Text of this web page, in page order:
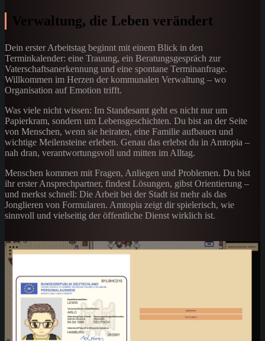
Verwaltung, die Leben verändert
Dein erster Arbeitstag beginnt mit einem Blick in den
Terminkalender: eine Trauung, ein Beratungsgespräch zur
Vaterschaftsanerkennung und eine spontane Terminanfrage.
Willkommen im Herzen der kommunalen Verwaltung – wo
Organisation auf Emotion trifft.
Was viele nicht wissen: Im Standesamt geht es nicht nur um
Papierkram, sondern um Lebensgeschichten. Du bist an der Seite
von Menschen, wenn sie heiraten, eine Familie aufbauen und
wichtige Meilensteine erleben. Genau das erlebst du in Amtopia –
nah dran, verantwortungsvoll und mitten im Alltag.
Menschen kommen mit Fragen, Anliegen und Problemen. Du bist
ihr erster Ansprechpartner, findest Lösungen, gibst Orientierung –
und merkst schnell: Die Arbeit bei der Stadt ist mehr als das
Jonglieren von Formularen. Amtopia zeigt dir spielerisch, wie
sinnvoll und vielseitig der öffentliche Dienst wirklich ist.